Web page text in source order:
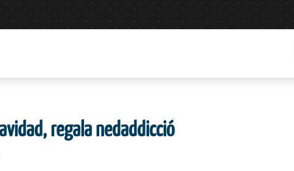
regala nedaddicció